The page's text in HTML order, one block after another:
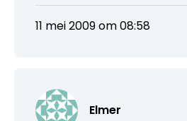
11 mei 2009 om 08:58
Elmer